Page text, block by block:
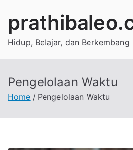
content
Hidup, Belajar, dan Berkembang
Pengelolaan Waktu
Home Pengelolaan Waktu